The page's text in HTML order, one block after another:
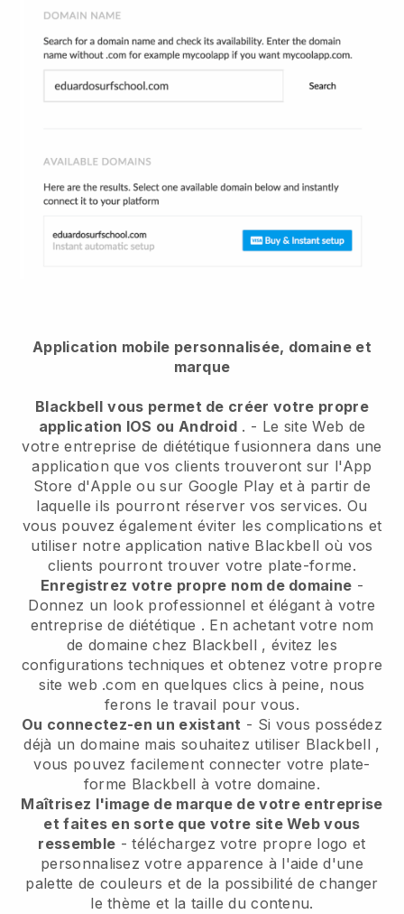
Application mobile personnalisée, domaine et
marque
Blackbell vous permet de créer votre propre
application IOS ou Android . - Le site Web de
votre entreprise de diététique fusionnera dans une
application que vos clients trouveront sur l'App
Store d'Apple ou sur Google Play et à partir de
laquelle ils pourront réserver vos services. Ou
vous pouvez également éviter les complications et
utiliser notre application native Blackbell où vos
clients pourront trouver votre plate-forme.
Enregistrez votre propre nom de domaine -
Donnez un look professionnel et élégant à votre
entreprise de diététique . En achetant votre nom
de domaine chez Blackbell , évitez les
configurations techniques et obtenez votre propre
site web .com en quelques clics à peine, nous
ferons le travail pour vous.
Ou connectez-en un existant - Si vous possédez
déjà un domaine mais souhaitez utiliser Blackbell ,
vous pouvez facilement connecter votre plate-
forme Blackbell à votre domaine.
Maîtrisez l'image de marque de votre entreprise
et faites en sorte que votre site Web vous
ressemble - téléchargez votre propre logo et
personnalisez votre apparence à l'aide d'une
palette de couleurs et de la possibilité de changer
le thème et la taille du contenu.